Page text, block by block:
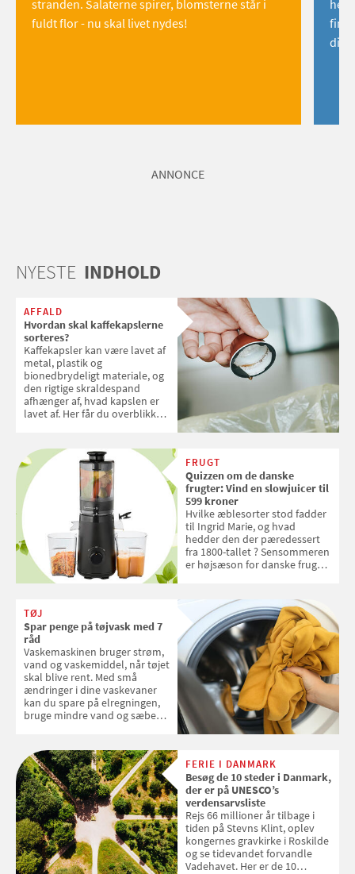
stranden. Salaterne spirer, blomsterne står i
fuldt flor - nu skal livet nydes!
find
dig!
ANNONCE
NYESTE INDHOLD
AFFALD
Hvordan skal kaffekapslerne
sorteres?
Kaffekapsler kan være lavet af
metal, plastik og
bionedbrydeligt materiale, og
den rigtige skraldespand
afhænger af, hvad kapslen er
lavet af. Her får du overblikket
FRUGT
Quizzen om de danske
frugter: Vind en slowjuicer til
599 kroner
Hvilke æblesorter stod fadder
til Ingrid Marie, og hvad
hedder den der pæredessert
fra 1800-tallet ? Sensommeren
er højsæson for danske fruger,
favoritter. Det fejrer Samvirke
med en quiz om alt det danske
frugt, vi elsker. Konkurrencen
slutter fredag d. 18. september
2026
TØJ
Spar penge på tøjvask med 7
råd
Vaskemaskinen bruger strøm,
vand og vaskemiddel, når tøjet
skal blive rent. Med små
ændringer i dine vaskevaner
kan du spare på elregningen,
bruge mindre vand og sæbe
enkle råd til at spare penge på
tøjvasken
FERIE I DANMARK
Besøg de 10 steder i Danmark,
der er på UNESCO’s
verdensarvsliste
Rejs 66 millioner år tilbage i
tiden på Stevns Klint, oplev
kongernes gravkirke i Roskilde
og se tidevandet forvandle
Vadehavet. Her er de 10